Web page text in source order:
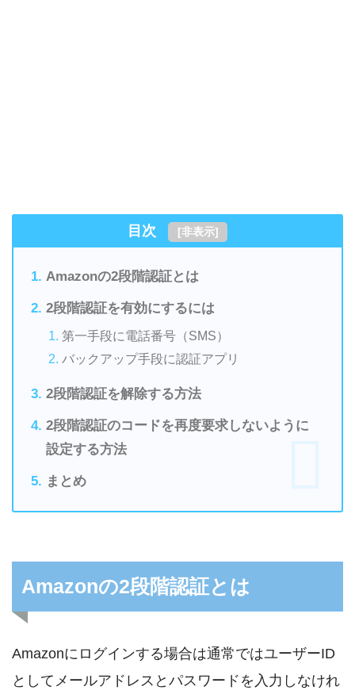
目次 [非表示]
Amazonの2段階認証とは
2段階認証を有効にするには
第一手段に電話番号（SMS）
バックアップ手段に認証アプリ
2段階認証を解除する方法
2段階認証のコードを再度要求しないように
設定する方法
まとめ
Amazonの2段階認証とは
Amazonにログインする場合は通常ではユーザーID
としてメールアドレスとパスワードを入力しなけれ